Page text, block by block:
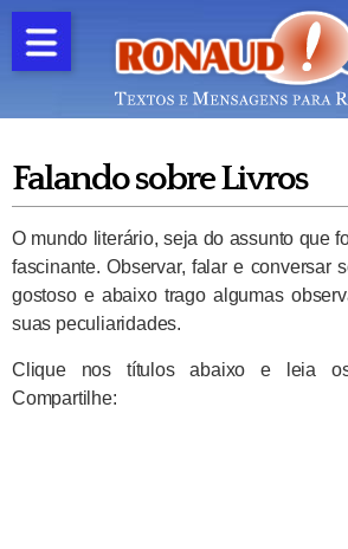
Falando sobre Livros
O mundo literário, seja do assunto que
fascinante. Observar, falar e conversar
gostoso e abaixo trago algumas
suas peculiaridades.
Clique nos títulos abaixo e leia os
Compartilhe: